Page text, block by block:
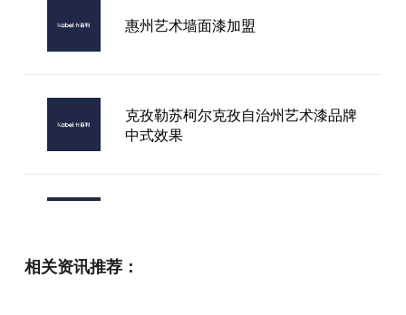
惠州艺术墙面漆加盟
克孜勒苏柯尔克孜自治州艺术漆品牌
中式效果
相关资讯推荐：